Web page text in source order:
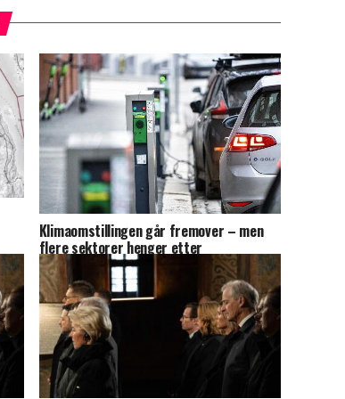
Klimaomstillingen går fremover – men
flere sektorer henger etter